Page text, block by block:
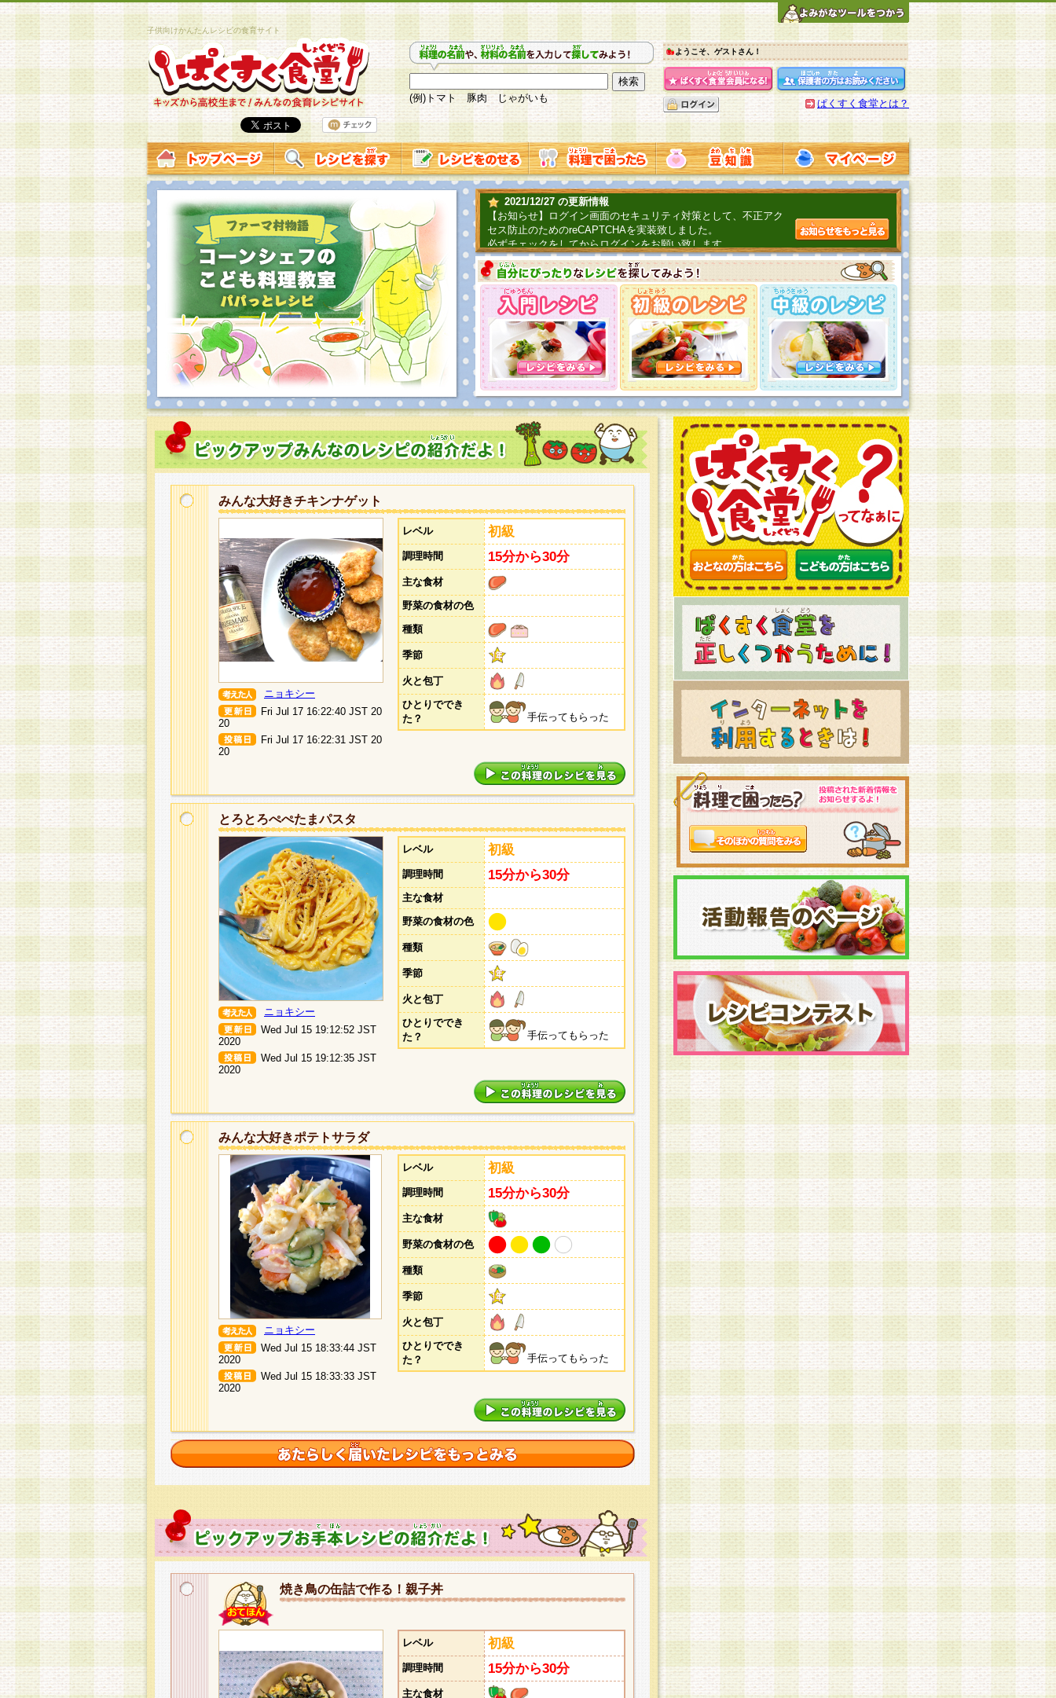
子供向けかんたんレシピの食育サイト
(例)トマト 豚肉 じゃがいも
ようこそ、ゲストさん！
ぱくすく食堂とは？
2021/12/27 の更新情報
【お知らせ】ログイン画面のセキュリティ対策として、不正アク
セス防止のためのreCAPTCHAを実装致しました。
必ずチェックをしてからログインをお願い致します。
2019/06/04 の更新情報
ファーマ村からコーンシェフが簡単レシピを紹介するよ！こちら
2018/07/01 の更新情報
チャレンジ企画第三弾！お母さん、お父さんへ日頃の感謝をこめ
てごはんを作ろう！は終了致しました。たくさんの投稿、ありが
とうございました。次回企画もお楽しみに！
みんな大好きチキンナゲット
ニョキシー
Fri Jul 17 16:22:40 JST 20
20
Fri Jul 17 16:22:31 JST 20
20
レベル 初級
調理時間 15分から30分
主な食材
野菜の食材の色
種類
季節
火と包丁
ひとりででき
た？
手伝ってもらった
とろとろぺぺたまパスタ
ニョキシー
Wed Jul 15 19:12:52 JST
2020
Wed Jul 15 19:12:35 JST
2020
レベル 初級
調理時間 15分から30分
主な食材
野菜の食材の色
種類
季節
火と包丁
ひとりででき
た？
手伝ってもらった
みんな大好きポテトサラダ
ニョキシー
Wed Jul 15 18:33:44 JST
2020
Wed Jul 15 18:33:33 JST
2020
レベル 初級
調理時間 15分から30分
主な食材
野菜の食材の色
種類
季節
火と包丁
ひとりででき
た？
手伝ってもらった
焼き鳥の缶詰で作る！親子丼
レベル 初級
調理時間 15分から30分
主な食材